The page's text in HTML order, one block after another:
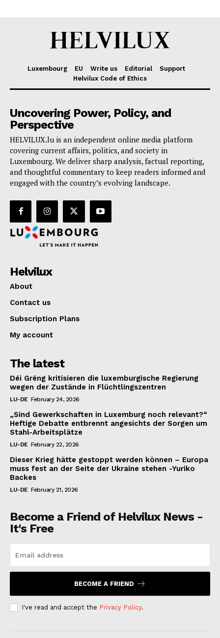
Luxembourg EU Write us Editorial
Support
Helvilux Code of Ethics
Uncovering Power, Policy, and
Perspective
HELVILUX.lu is an independent online media platform
covering current affairs, politics, and society in
Luxembourg. We deliver sharp analysis, factual reporting,
and thoughtful commentary to keep readers informed and
engaged with the country’s evolving landscape.
Helvilux
About
Contact us
Subscription Plans
My account
The latest
Déi Gréng kritisieren die luxemburgische Regierung
wegen der Zustände in Flüchtlingszentren
LU-DE February 24, 2026
„Sind Gewerkschaften in Luxemburg noch relevant?“
Heftige Debatte entbrennt angesichts der Sorgen um
Stahl-Arbeitsplätze
LU-DE February 22, 2026
Dieser Krieg hätte gestoppt werden können – Europa
muss fest an der Seite der Ukraine stehen -Yuriko
Backes
LU-DE February 21, 2026
Become a Friend of Helvilux News -
It's Free
BECOME A FRIEND
I've read and accept the Privacy Policy.